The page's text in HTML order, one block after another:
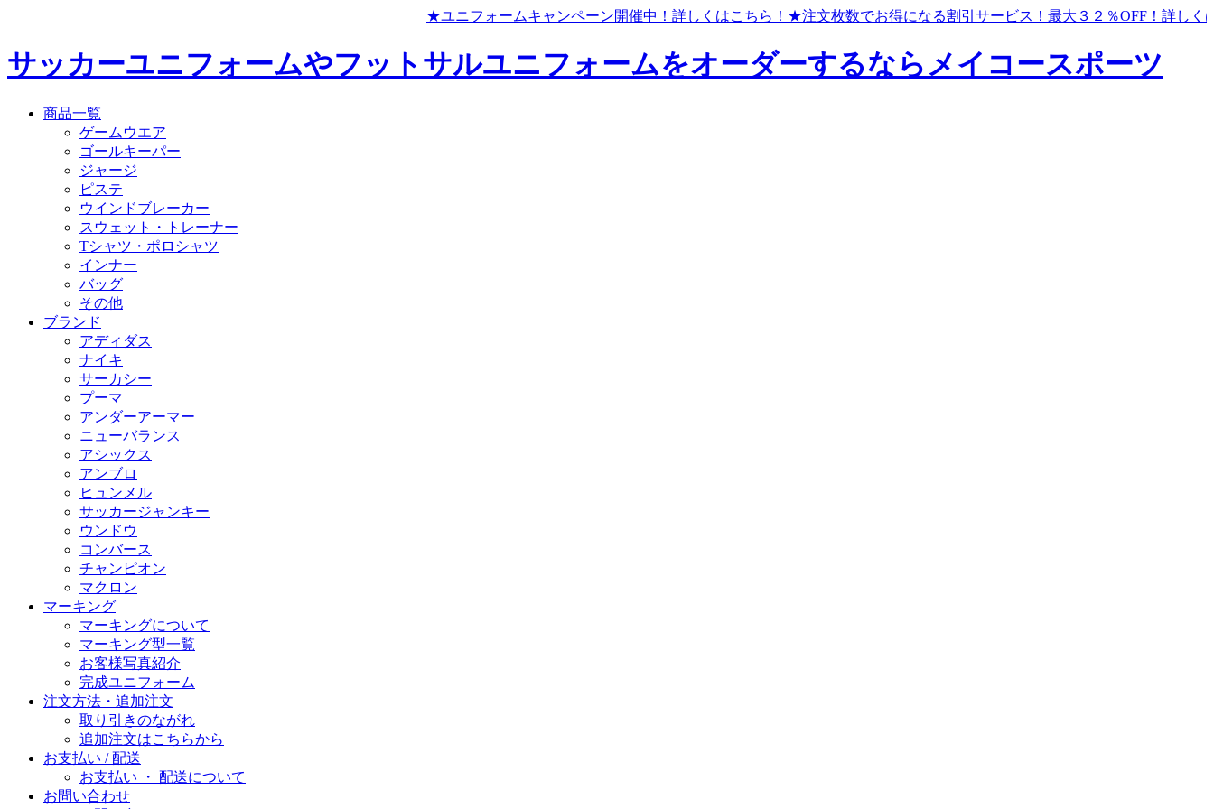
★ユニフォームキャンペーン開催中！詳しくはこちら！ ★注文枚数でお得になる割引サービス！最大３２％OFF！ 詳しく
サッカーユニフォームやフットサルユニフォームをオーダーするならメイコースポーツ
商品一覧
ゲームウエア
ゴールキーパー
ジャージ
ピステ
ウインドブレーカー
スウェット・トレーナー
Tシャツ・ポロシャツ
インナー
バッグ
その他
ブランド
アディダス
ナイキ
サーカシー
プーマ
アンダーアーマー
ニューバランス
アシックス
アンブロ
ヒュンメル
サッカージャンキー
ウンドウ
コンバース
チャンピオン
マクロン
マーキング
マーキングについて
マーキング型一覧
お客様写真紹介
完成ユニフォーム
注文方法・追加注文
取り引きのながれ
追加注文はこちらから
お支払い / 配送
お支払い ・ 配送について
お問い合わせ